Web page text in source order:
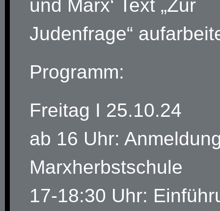
und Marx‘ Text „Zur
Judenfrage“
Programm:
Freitag I 25.10.24
ab 16 Uhr:
Marxherbstschule
17-18:30 Uhr: